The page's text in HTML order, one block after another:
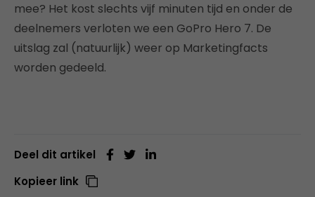
mee? Het kost slechts vijf minuten tijd en onder de
deelnemers verloten we een GoPro Hero 7. De
uitslag zal (natuurlijk) weer op Marketingfacts
worden gedeeld.
Deel dit artikel
Kopieer link